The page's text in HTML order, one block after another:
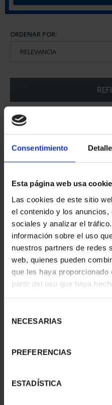
Consentimiento
Esta página web usa
Las cookies de este sitio
el contenido y los
sociales y analizar el
información sobre el uso
nuestros partners de redes
web, quienes pueden
que les haya proporcionado
partir del uso que haya
NECESARIAS
PREFERENCIAS
ESTADÍSTICA
ORDENAR POR:
5 Productos encontrados
SUSCRIPCIÓN
CAPITALES DE
PROVINCIA 1
949,00 €
Sólo para usuarios
registrados